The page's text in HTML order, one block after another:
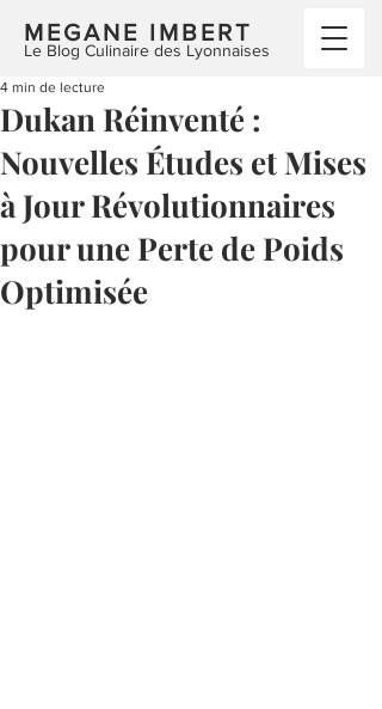
MEGANE IMBERT
Le Blog Culinaire des Lyonnaises
Dukan Réinventé :
Nouvelles Études et Mises
à Jour Révolutionnaires
pour une Perte de Poids
Optimisée
4 min de lecture